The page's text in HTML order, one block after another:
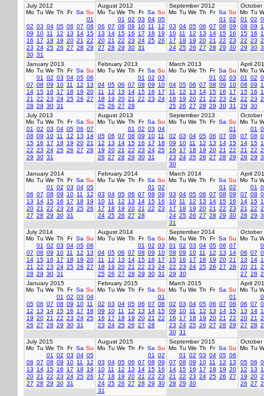
July 2012
Mo Tu We Th Fr Sa Su
01
02 03 04 05 06 07 08
09
10 11 12 13 14 15
16
17 18 19 20 21
22
23 24 25 26 27 28 29
30 31
August 2012
Mo Tu We Th Fr Sa Su
01
02 03 04 05
06 07 08 09 10 11
12
13
14 15 16 17 18
19
20 21 22 23 24 25 26
27 28 29 30 31
September 2012
Mo Tu We Th Fr Sa Su
01
02
03 04 05 06 07 08 09
10 11 12 13 14 15 16
17
18 19 20 21 22 23
24 25 26 27 28 29 30
October
Mo Tu
01
02
08 09
15 16
22 23
29 30
January 2013
Mo Tu We Th Fr Sa Su
01
02 03 04 05 06
07 08 09 10 11 12
13
14 15 16 17 18 19 20
21
22 23 24 25 26 27
28 29 30 31
February 2013
Mo Tu We Th Fr Sa Su
01
02 03
04 05 06 07 08 09
10
11
12 13 14 15 16
17
18
19 20 21 22 23 24
25 26 27 28
March 2013
Mo Tu We Th Fr Sa Su
01
02 03
04 05 06 07 08 09
10
11
12 13 14 15 16
17
18
19 20 21 22 23 24
25 26 27 28 29 30 31
April
Mo Tu
01
02
08 09
15 16
22 23
29 30
July 2013
Mo Tu We Th Fr Sa Su
01
02 03 04 05 06 07
08 09 10 11 12 13
14
15 16 17 18 19 20 21
22 23 24 25 26 27 28
29 30 31
August 2013
Mo Tu We Th Fr Sa Su
01
02 03 04
05 06 07 08 09 10 11
12
13 14 15 16 17
18
19 20 21 22 23 24 25
26 27 28 29 30 31
September 2013
Mo Tu We Th Fr Sa Su
01
02 03 04 05 06 07 08
09
10 11 12 13 14 15
16
17 18 19 20 21
22
23 24 25 26 27 28 29
30
October
Mo Tu
01
07 08
14 15
21
22
28 29
January 2014
Mo Tu We Th Fr Sa Su
01
02 03 04 05
06 07 08 09 10 11
12
13
14 15 16 17 18
19
20 21 22 23 24 25 26
27 28 29 30 31
February 2014
Mo Tu We Th Fr Sa Su
01
02
03 04 05 06 07 08 09
10 11 12 13 14 15 16
17
18 19 20 21 22 23
24 25 26 27 28
March 2014
Mo Tu We Th Fr Sa Su
01
02
03 04 05 06 07 08 09
10 11 12 13 14 15 16
17
18 19 20 21 22 23
24 25 26 27 28 29 30
31
April
Mo Tu
01
07 08
14 15
21
22
28 29
July 2014
Mo Tu We Th Fr Sa Su
01
02 03 04 05 06
07 08 09 10 11 12
13
14 15 16 17 18 19 20
21
22 23 24 25 26 27
28 29 30 31
August 2014
Mo Tu We Th Fr Sa Su
01
02 03
04 05 06 07 08 09
10
11
12 13 14 15 16
17
18
19 20 21 22 23 24
25 26 27 28 29 30 31
September 2014
Mo Tu We Th Fr Sa Su
01
02 03 04 05 06 07
08 09 10 11 12 13
14
15 16 17 18 19 20 21
22 23 24 25 26 27 28
29 30
October
Mo Tu
06 07
13
14
20 21
27 28
January 2015
Mo Tu We Th Fr Sa Su
01
02 03 04
05 06 07 08 09 10 11
12
13 14 15 16 17
18
19 20 21 22 23 24 25
26 27 28 29 30 31
February 2015
Mo Tu We Th Fr Sa Su
01
02 03 04 05 06 07 08
09
10 11 12 13 14 15
16
17 18 19 20 21
22
23 24 25 26 27 28
March 2015
Mo Tu We Th Fr Sa Su
01
02 03 04 05 06 07 08
09
10 11 12 13 14 15
16
17 18 19 20 21
22
23 24 25 26 27 28 29
30 31
April
Mo Tu
06 07
13
14
20 21
27 28
July 2015
Mo Tu We Th Fr Sa Su
01
02 03 04 05
06 07 08 09 10 11
12
13
14 15 16 17 18
19
20 21 22 23 24 25 26
27 28 29 30 31
August 2015
Mo Tu We Th Fr Sa Su
01
02
03 04 05 06 07 08 09
10 11 12 13 14 15 16
17
18 19 20 21 22 23
24 25 26 27 28 29 30
31
September 2015
Mo Tu We Th Fr Sa Su
01
02 03 04 05 06
07 08 09 10 11 12
13
14 15 16 17 18 19 20
21
22 23 24 25 26 27
28 29 30
October
Mo Tu
05 06
12
13
19 20
26 27